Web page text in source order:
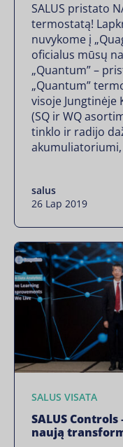
SALUS pristato
termostatą!
nuvykome į
oficialus mūsų
„Quantum” –
„Quantum”
visoje Jungtinėje
(SQ ir WQ
tinklo ir radijo
salus
26 Lap 2019
SALUS VISATA
SALUS
naują